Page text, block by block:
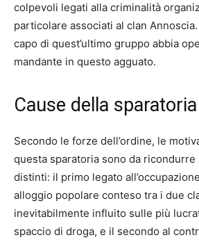
colpevoli legati alla criminalità
particolare associati al clan
capo di quest’ultimo gruppo abbia
mandante in questo agguato.
Cause della sparatoria
Secondo le forze dell’ordine, le
questa sparatoria sono da ricondurre
distinti: il primo legato
alloggio popolare conteso tra i due
inevitabilmente influito sulle più
spaccio di droga, e il secondo al